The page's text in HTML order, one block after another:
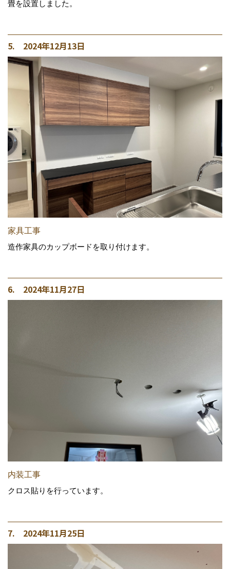
畳を設置しました。
5. 2024年12月13日
家具工事
造作家具のカップボードを取り付けます。
6. 2024年11月27日
内装工事
クロス貼りを行っています。
7. 2024年11月25日